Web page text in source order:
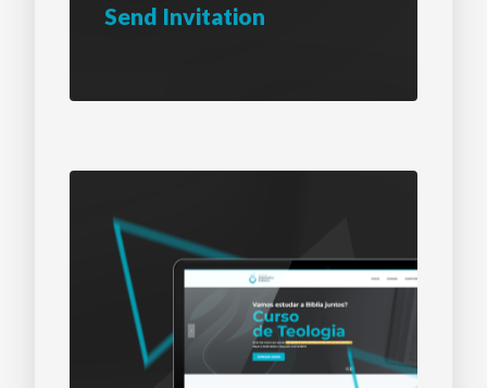
Send Invitation